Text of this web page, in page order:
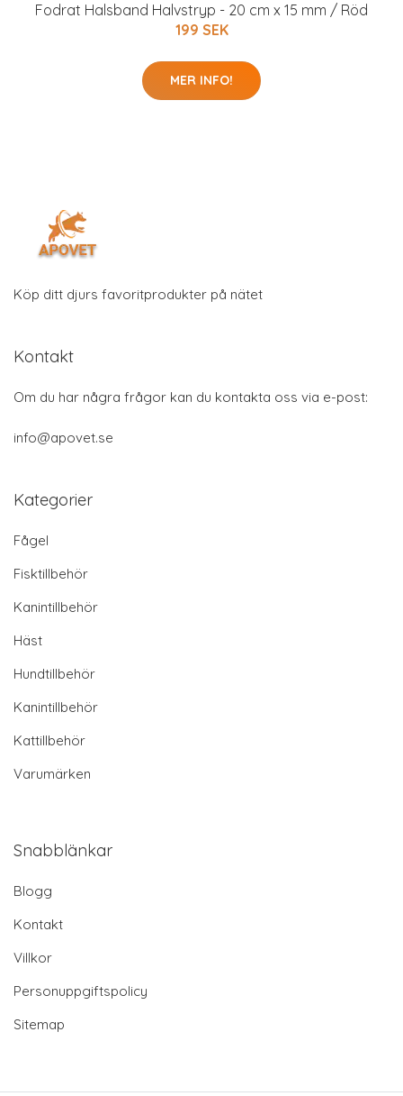
Fodrat Halsband Halvstryp - 20 cm x 15 mm / Röd
199 SEK
MER INFO!
Köp ditt djurs favoritprodukter på nätet
Kontakt
Om du har några frågor kan du kontakta oss via e-post:
info@apovet.se
Kategorier
Fågel
Fisktillbehör
Kanintillbehör
Häst
Hundtillbehör
Kanintillbehör
Kattillbehör
Varumärken
Snabblänkar
Blogg
Kontakt
Villkor
Personuppgiftspolicy
Sitemap